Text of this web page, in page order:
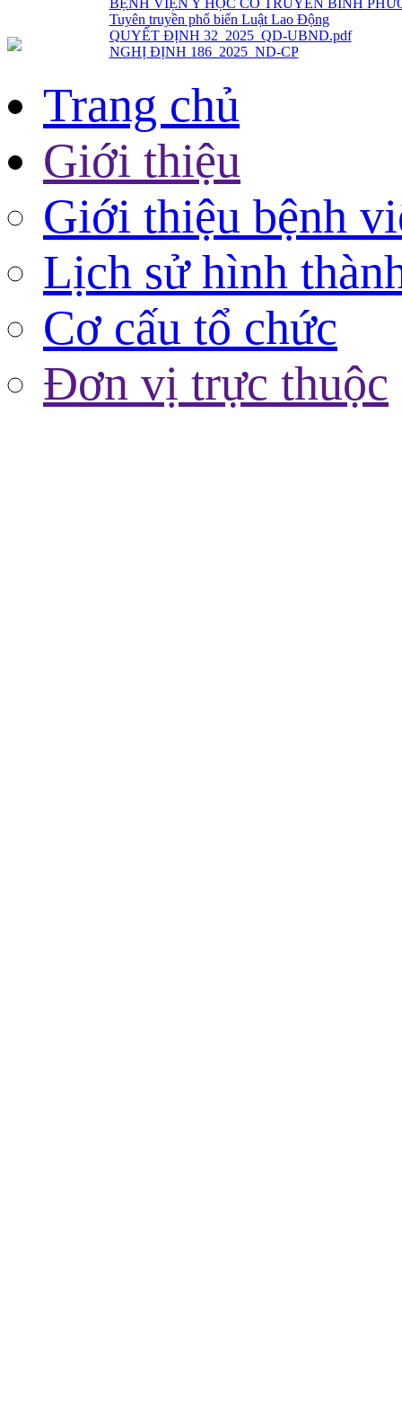
Trang chủ
Giới thiệu
Giới thiệu bệnh
Lịch sử hình
Cơ cấu tổ chức
Đơn vị trực thuộc
QUYẾT ĐỊNH 32_2025_QD-UBND.pdf
NGHỊ ĐỊNH 186_2025_ND-CP